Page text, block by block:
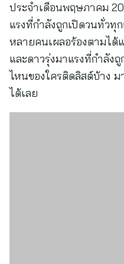
ประจำเดือนพฤษภาคม
แรงที่กำลังถูกเปิดวนทั่วทุ
หลายคนเผลอร้องตามไ
และดาวรุ่งมาแรงที่กำลัง
ไหนของใครติดลิสต์บ้าง
ได้เลย